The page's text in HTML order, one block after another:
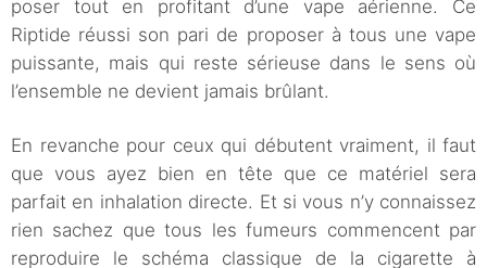
poser tout en profitant d’une vape aérienne. Ce
Riptide réussi son pari de proposer à tous une vape
puissante, mais qui reste sérieuse dans le sens où
l’ensemble ne devient jamais brûlant.
En revanche pour ceux qui débutent vraiment, il faut
que vous ayez bien en tête que ce matériel sera
parfait en inhalation directe. Et si vous n’y connaissez
rien sachez que tous les fumeurs commencent par
reproduire le schéma classique de la cigarette à